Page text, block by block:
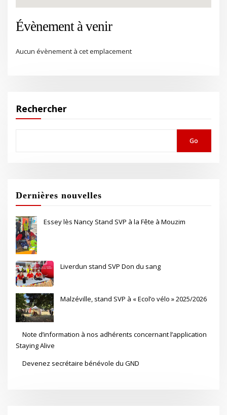
Évènement à venir
Aucun évènement à cet emplacement
Rechercher
Go
Dernières nouvelles
Essey lès Nancy Stand SVP à la Fête à Mouzim
Liverdun stand SVP Don du sang
Malzéville, stand SVP à « Ecol’o vélo » 2025/2026
Note d’information à nos adhérents concernant l’application
Staying Alive
Devenez secrétaire bénévole du GND